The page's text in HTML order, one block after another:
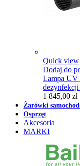
Quick view
Dodaj do
Lampa UV
dezynfekcji
1 845,00 zł
Żarówki
Osprzęt
Akcesoria
MARKI